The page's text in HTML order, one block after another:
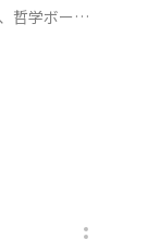
タイム〜に参加